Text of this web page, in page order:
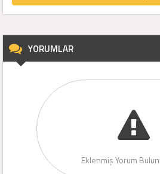
YORUMLAR
Eklenmiş Yorum